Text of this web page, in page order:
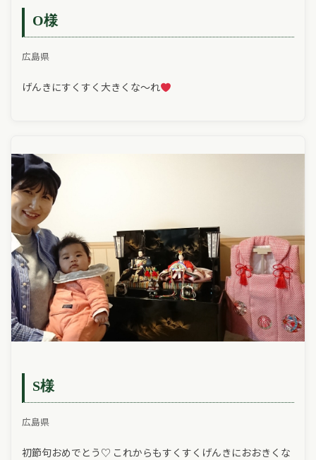
O様
広島県
げんきにすくすく大きくな～れ
S様
広島県
初節句おめでとう♡ これからもすくすくげんきにおおきくな